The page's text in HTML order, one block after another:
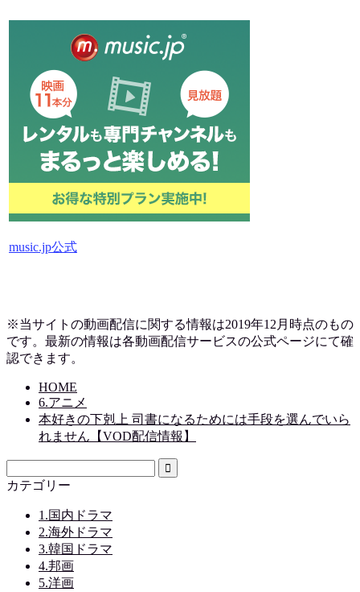
music.jp公式
※当サイトの動画配信に関する情報は2019年12月時点のもの
です。最新の情報は各動画配信サービスの公式ページにて確
認できます。
HOME
6.アニメ
本好きの下剋上 司書になるためには手段を選んでいら
れません【VOD配信情報】
カテゴリー
1.国内ドラマ
2.海外ドラマ
3.韓国ドラマ
4.邦画
5.洋画